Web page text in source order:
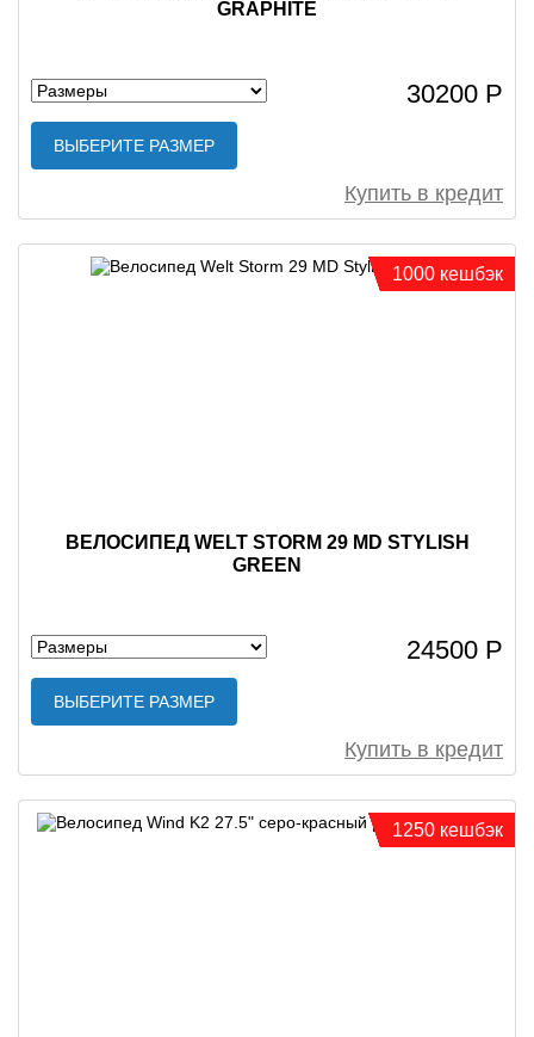
GRAPHITE
30200 Р
ВЫБЕРИТЕ РАЗМЕР
Купить в кредит
ВЕЛОСИПЕД WELT STORM 29 MD STYLISH
GREEN
24500 Р
ВЫБЕРИТЕ РАЗМЕР
Купить в кредит
1000 кешбэк
1250 кешбэк